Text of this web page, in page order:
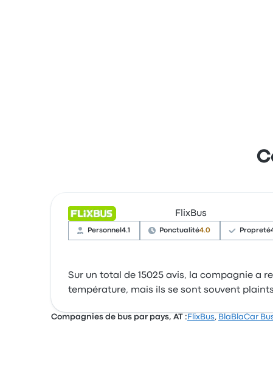
FlixBus
Personnel 4.1 Ponctualité4.0 Propreté
Sur un total de 15025 avis, la compagnie a
température, mais ils se sont souvent
Compagnies de bus par pays, AT : FlixBus, BlaBlaCar